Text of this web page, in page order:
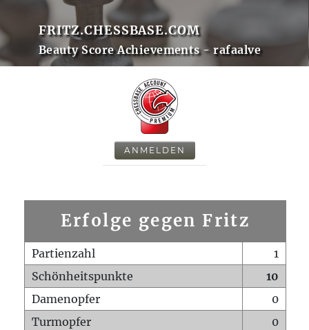
FRITZ.CHESSBASE.COM
Beauty Score Achievements - rafaalve
ANMELDEN
Erfolge gegen Fritz
Partienzahl
1
Schönheitspunkte
10
Damenopfer
0
Turmopfer
0